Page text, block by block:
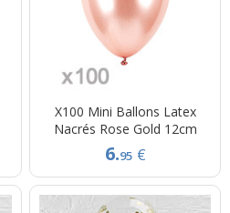
X100 Mini Ballons Latex
Nacrés Rose Gold 12cm
6.95 €